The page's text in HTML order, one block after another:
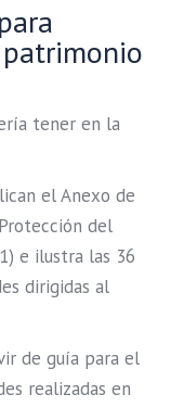
tener en la
el Anexo de
del
e ilustra las 36
dirigidas al
de guía para el
realizadas en